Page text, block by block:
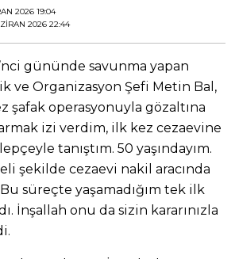
2026 19:04
2026 22:44
gününde savunma yapan
ve Organizasyon Şefi Metin Bal,
şafak operasyonuyla gözaltına
izi verdim, ilk kez cezaevine
tanıştım. 50 yaşındayım.
şekilde cezaevi nakil aracında
süreçte yaşamadığım tek ilk
İnşallah onu da sizin kararınızla